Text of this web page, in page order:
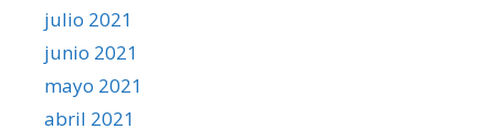
julio 2021
junio 2021
mayo 2021
abril 2021